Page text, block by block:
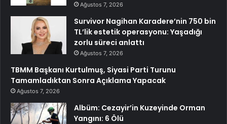
Ağustos 7, 2026
Survivor Nagihan Karadere’nin 750 bin
TL’lik estetik operasyonu: Yaşadığı
zorlu süreci anlattı
Ağustos 7, 2026
TBMM Başkanı Kurtulmuş, Siyasi Parti Turunu
Tamamladıktan Sonra Açıklama Yapacak
Ağustos 7, 2026
Albüm: Cezayir’in Kuzeyinde Orman
Yangını: 6 Ölü